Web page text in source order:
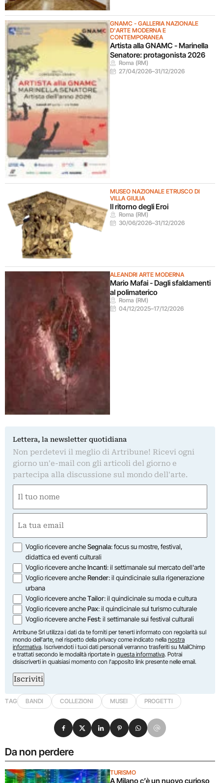
GNAMC - GALLERIA NAZIONALE
D'ARTE MODERNA E
CONTEMPORANEA
Artista alla GNAMC - Marinella
Senatore: protagonista 2026
Roma (RM)
27/04/2026–31/12/2026
MUSEO NAZIONALE ETRUSCO DI
VILLA GIULIA
Il ritorno degli Eroi
Roma (RM)
30/06/2026–31/12/2026
ALEANDRI ARTE MODERNA
Mario Mafai - Dagli sfaldamenti
al polimaterico
Roma (RM)
04/12/2025–17/12/2026
Lettera, la newsletter quotidiana
Non perdetevi il meglio di Artribune! Ricevi ogni
giorno un'e-mail con gli articoli del giorno e
partecipa alla discussione sul mondo dell'arte.
(Obbligatorio)
(Obbligatorio)
Opzioni
Voglio ricevere ancheSegnala: focus su mostre, festival,
didattica ed eventi culturali
Voglio ricevere ancheIncanti: il settimanale sul mercato dell'arte
Voglio ricevere ancheRender: il quindicinale sulla rigenerazione
urbana
Voglio ricevere ancheTailor: il quindicinale su moda e cultura
Voglio ricevere anchePax: il quindicinale sul turismo culturale
Voglio ricevere ancheFest: il settimanale sui festival culturali
Artribune Srl utilizza i dati da te forniti per tenerti informato con regolarità sul
mondo dell'arte, nel rispetto della privacy come indicato nella nostra
informativa. Iscrivendoti i tuoi dati personali verranno trasferiti su MailChimp
e trattati secondo le modalità riportate in questa informativa. Potrai
disiscriverti in qualsiasi momento con l'apposito link presente nelle email.
Iscriviti
TAG BANDI COLLEZIONI MUSEI PROGETTI
Da non perdere
TURISMO
A Milano c’è un nuovo curioso
Condividi su Facebook
Condividi su X
Condividi su LinkedIn
Condividi su Pinterest
Condividi su WhatsApp
Condividi su Email